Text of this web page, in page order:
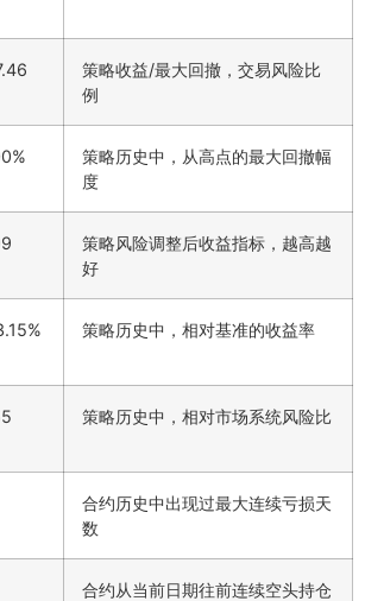
策略收益/最大回撤，交易风险比
例
策略历史中，从高点的最大回撤幅
度
策略风险调整后收益指标，越高越
好
策略历史中，相对基准的收益率
策略历史中，相对市场系统风险比
合约历史中出现过最大连续亏损天
数
合约从当前日期往前连续空头持仓